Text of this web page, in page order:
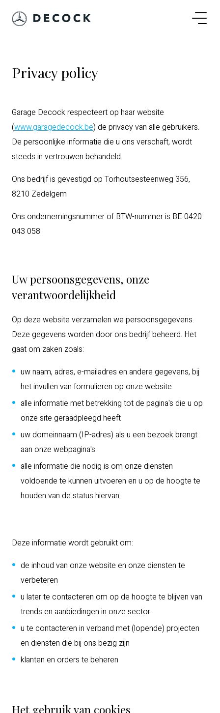
Privacy policy
Garage Decock respecteert op haar website
(www.garagedecock.be) de privacy van alle gebruikers.
De persoonlijke informatie die u ons verschaft, wordt
steeds in vertrouwen behandeld.
Ons bedrijf is gevestigd op Torhoutsesteenweg 356,
8210 Zedelgem
Ons ondernemingsnummer of BTW-nummer is BE 0420
043 058
Uw persoonsgegevens, onze
verantwoordelijkheid
Op deze website verzamelen we persoonsgegevens.
Deze gegevens worden door ons bedrijf beheerd. Het
gaat om zaken zoals:
uw naam, adres, e-mailadres en andere gegevens, bij
het invullen van formulieren op onze website
alle informatie met betrekking tot de pagina's die u op
onze site geraadpleegd heeft
uw domeinnaam (IP-adres) als u een bezoek brengt
aan onze webpagina's
alle informatie die nodig is om onze diensten
voldoende te kunnen uitvoeren en u op de hoogte te
houden van de status hiervan
Deze informatie wordt gebruikt om:
de inhoud van onze website en onze diensten te
verbeteren
u later te contacteren om op de hoogte te blijven van
trends en aanbiedingen in onze sector
u te contacteren in verband met (lopende) projecten
en diensten die bij ons bezig zijn
klanten en orders te beheren
Het gebruik van cookies